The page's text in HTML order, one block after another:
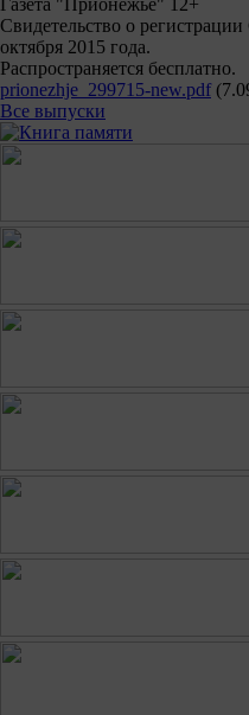
Газета "Прионежье" 12+
Свидетельство о
октября 2015 года.
Распространяется бесплатно.
prionezhje_299715-new.pdf
Все выпуски